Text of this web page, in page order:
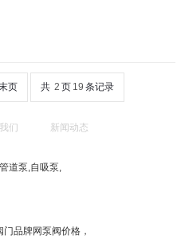
页 共 2 页 19 条记录
们 新闻动态
道泵,自吸泵,
品牌网泵阀价格，